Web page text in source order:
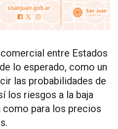
entre Estados
lo esperado, como un
las probabilidades de
los riesgos a la baja
como para los precios